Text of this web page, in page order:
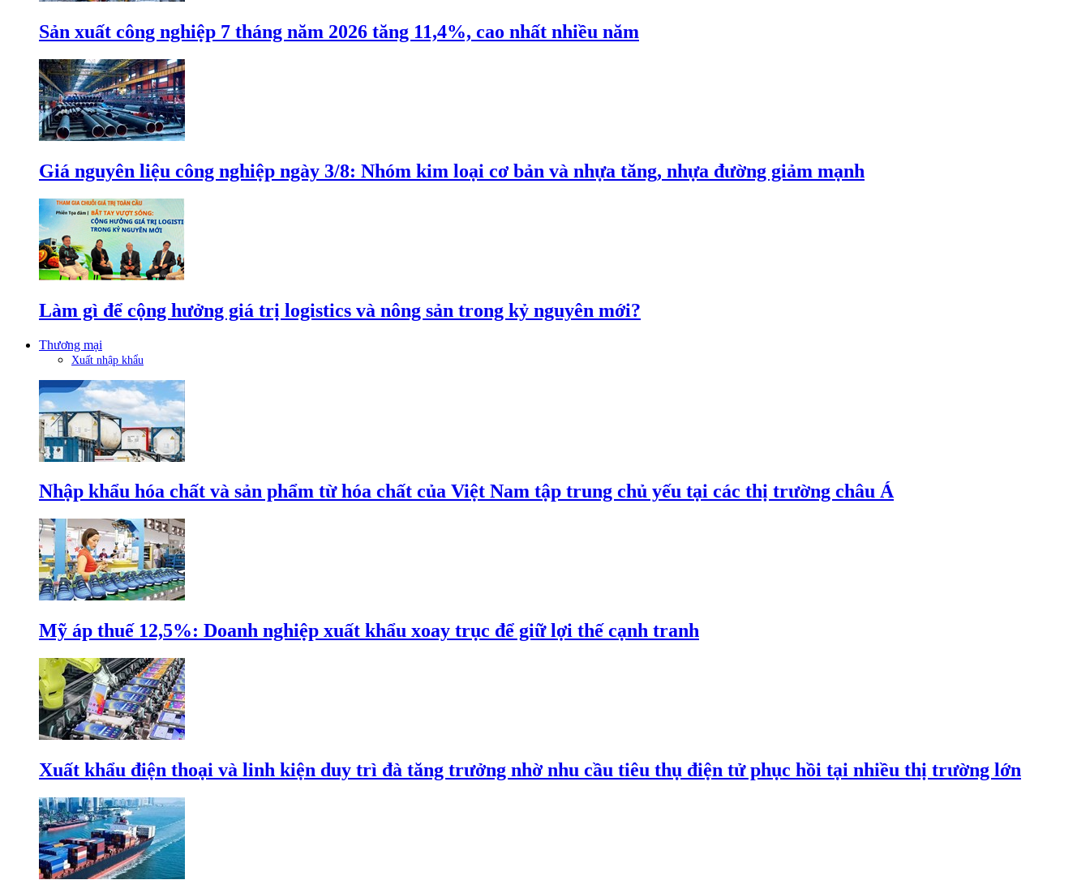
Sản xuất công nghiệp 7 tháng năm 2026 tăng 11,4%, cao nhất nhiều năm
Giá nguyên liệu công nghiệp ngày 3/8: Nhóm kim loại cơ bản và nhựa tăng, nhựa đường giảm mạnh
Làm gì để cộng hưởng giá trị logistics và nông sản trong kỷ nguyên mới?
Thương mại
Xuất nhập khẩu
Nhập khẩu hóa chất và sản phẩm từ hóa chất của Việt Nam tập trung chủ yếu tại các thị trường châu Á
Mỹ áp thuế 12,5%: Doanh nghiệp xuất khẩu xoay trục để giữ lợi thế cạnh tranh
Xuất khẩu điện thoại và linh kiện duy trì đà tăng trưởng nhờ nhu cầu tiêu thụ điện tử phục hồi tại nhiều thị trường lớn